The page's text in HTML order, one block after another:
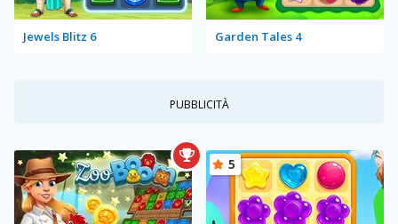
Jewels Blitz 6 Garden Tales 4
PUBBLICITÀ
5